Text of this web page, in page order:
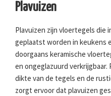
Plavuizen
Plavuizen zijn vloertegels die
geplaatst worden in keukens
doorgaans keramische
en ongeglazuurd verkrijgbaar.
dikte van de tegels en de
zorgt ervoor dat plavuizen